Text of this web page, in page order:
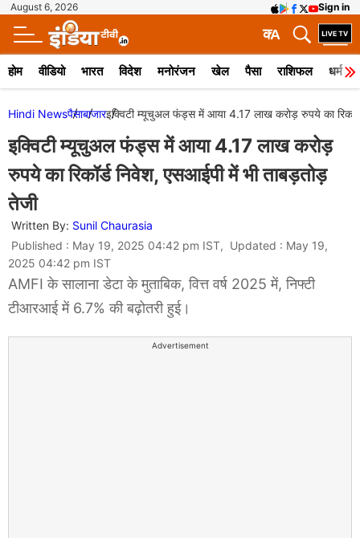
August 6, 2026 Sign in
A
क
होम वीडियो भारत विदेश मनोरंजन खेल पैसा राशिफल धर्म
Hindi Newsपैसाबाजारइक्विटी म्यूचुअल फंड्स में आया 4.17 लाख करोड़ रुपये का
इक्विटी म्यूचुअल फंड्स में आया 4.17 लाख करोड़
रुपये का रिकॉर्ड निवेश, एसआईपी में भी ताबड़तोड़
तेजी
Written By: Sunil Chaurasia
Published : May 19, 2025 04:42 pm IST, Updated : May 19,
2025 04:42 pm IST
AMFI के सालाना डेटा के मुताबिक, वित्त वर्ष 2025 में, निफ्टी
टीआरआई में 6.7% की बढ़ोतरी हुई।
Advertisement